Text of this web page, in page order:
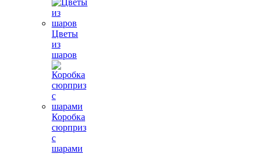
Цветы
из
шаров
Коробка
сюрприз
с
шарами